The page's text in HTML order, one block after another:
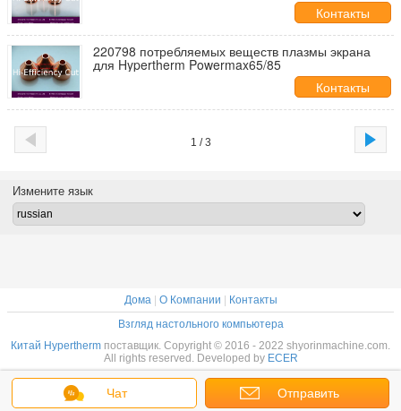
Контакты
220798 потребляемых веществ плазмы экрана
для Hypertherm Powermax65/85
Контакты
1 / 3
Чат Отправить
Измените язык
Дома| О Компании
Контакты
Взгляд настольного компьютера
Китай Hypertherm поставщик. Copyright © 2016 - 2022 shyorinmachine.com.
All rights reserved. Developed by ECER